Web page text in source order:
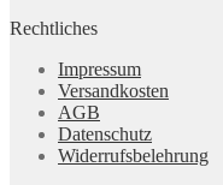
Rechtliches
Impressum
Versandkosten
AGB
Datenschutz
Widerrufsbelehrung